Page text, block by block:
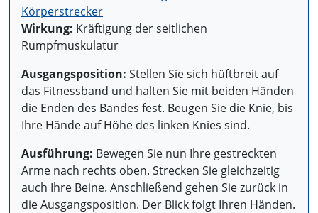
Wirkung: Kräftigung der seitlichen
Rumpfmuskulatur
Ausgangsposition: Stellen Sie sich hüftbreit auf
das Fitnessband und halten Sie mit beiden Händen
die Enden des Bandes fest. Beugen Sie die Knie, bis
Ihre Hände auf Höhe des linken Knies sind.
Ausführung: Bewegen Sie nun Ihre gestreckten
Arme nach rechts oben. Strecken Sie gleichzeitig
auch Ihre Beine. Anschließend gehen Sie zurück in
die Ausgangsposition. Der Blick folgt Ihren Händen.